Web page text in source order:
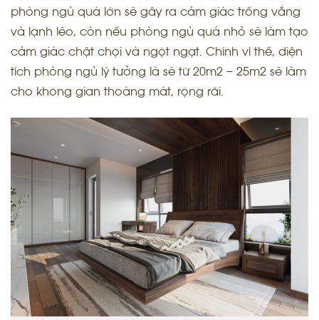
phòng ngủ quá lớn sẽ gây ra cảm giác trống vắng
và lạnh lẽo, còn nếu phòng ngủ quá nhỏ sẽ làm tạo
cảm giác chật chội và ngột ngạt. Chính vì thế, diện
tích phòng ngủ lý tưởng là sẽ từ 20m2 – 25m2 sẽ làm
cho không gian thoáng mát, rộng rãi.